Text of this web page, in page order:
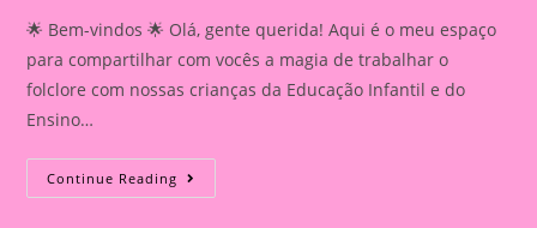
🌟 Bem-vindos 🌟 Olá, gente querida! Aqui é o meu espaço
para compartilhar com vocês a magia de trabalhar o
folclore com nossas crianças da Educação Infantil e do
Ensino…
Continue Reading Atividade
Sobre